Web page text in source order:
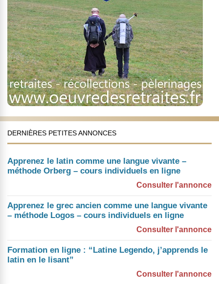
DERNIÈRES PETITES ANNONCES
Apprenez le latin comme une langue vivante –
méthode Orberg – cours individuels en ligne
Consulter l'annonce
Apprenez le grec ancien comme une langue vivante
– méthode Logos – cours individuels en ligne
Consulter l'annonce
Formation en ligne : “Latine Legendo, j’apprends le
latin en le lisant”
Consulter l'annonce